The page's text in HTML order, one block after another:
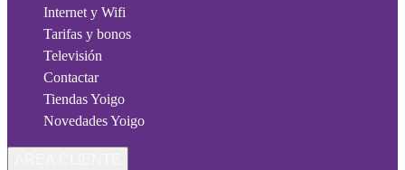
Internet y Wifi
Tarifas y bonos
Televisión
Contactar
Tiendas Yoigo
Novedades Yoigo